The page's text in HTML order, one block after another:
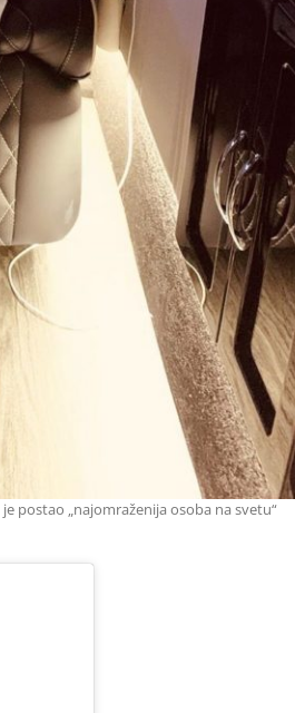
postao „najomraženija osoba na svetu“